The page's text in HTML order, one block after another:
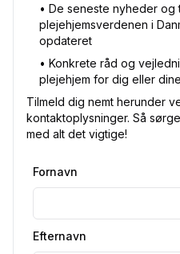
•⁠ De seneste nyheder og
plejehjemsverdenen i
opdateret
•⁠ Konkrete råd og
plejehjem for dig eller
Tilmeld dig nemt herunder
kontaktoplysninger. Så
med alt det vigtige!
Fornavn
Efternavn